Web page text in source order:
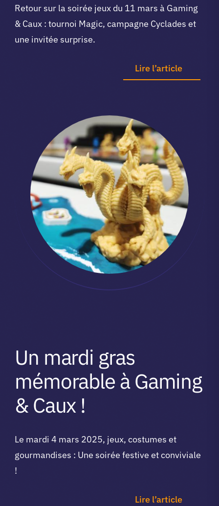
Retour sur la soirée jeux du 11 mars à Gaming
& Caux : tournoi Magic, campagne Cyclades et
une invitée surprise.
Lire l’article
Un mardi gras
mémorable à Gaming
& Caux !
Le mardi 4 mars 2025, jeux, costumes et
gourmandises : Une soirée festive et conviviale
!
Lire l’article